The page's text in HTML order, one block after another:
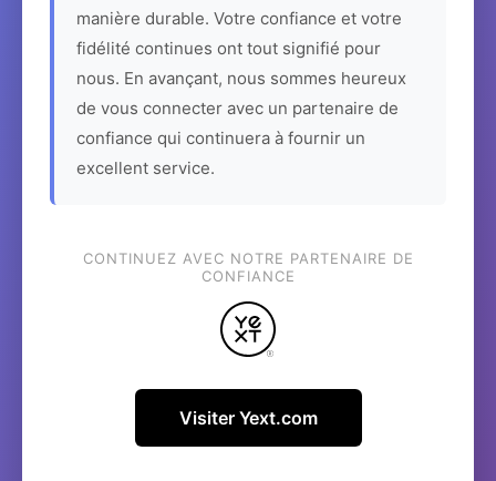
manière durable. Votre confiance et votre
fidélité continues ont tout signifié pour
nous. En avançant, nous sommes heureux
de vous connecter avec un partenaire de
confiance qui continuera à fournir un
excellent service.
CONTINUEZ AVEC NOTRE PARTENAIRE DE
CONFIANCE
Visiter Yext.com